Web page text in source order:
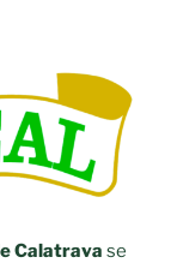
Calatrava se